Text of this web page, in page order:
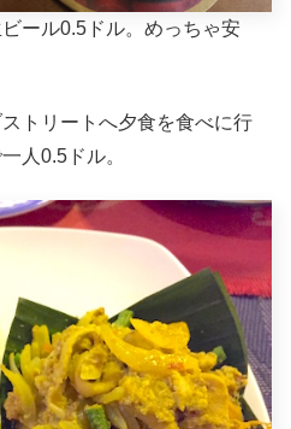
ール0.5ドル。めっちゃ安
トリートへ夕食を食べに行
人0.5ドル。